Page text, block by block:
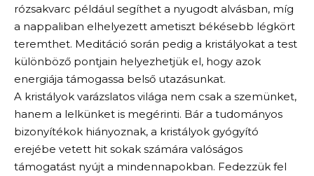
rózsakvarc például segíthet a nyugodt alvásban, míg
a nappaliban elhelyezett ametiszt békésebb légkört
teremthet. Meditáció során pedig a kristályokat a test
különböző pontjain helyezhetjük el, hogy azok
energiája támogassa belső utazásunkat.
A kristályok varázslatos világa nem csak a szemünket,
hanem a lelkünket is megérinti. Bár a tudományos
bizonyítékok hiányoznak, a kristályok gyógyító
erejébe vetett hit sokak számára valóságos
támogatást nyújt a mindennapokban. Fedezzük fel